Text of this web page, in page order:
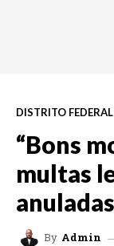
DISTRITO FEDERAL
“Bons
multas
By Admin